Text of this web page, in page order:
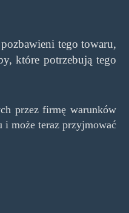
tego towaru,
które potrzebują tego
przez firmę warunków
i może teraz przyjmować